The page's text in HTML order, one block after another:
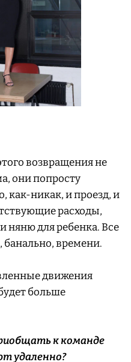
возвращения не
они попросту
как-никак, и проезд, и
расходы,
няню для ребенка. Все
банально, времени.
движения
больше
к команде
удаленно?